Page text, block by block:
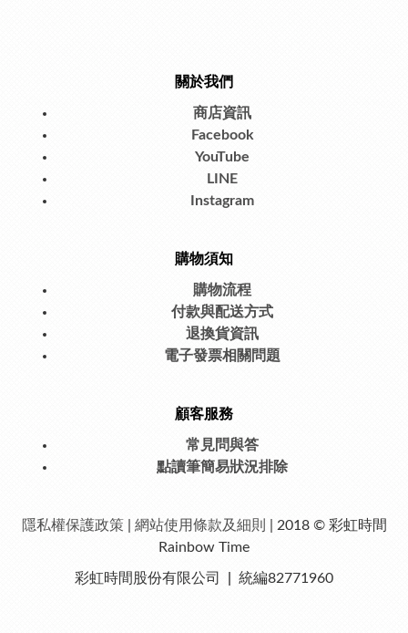
關於我們
商店資訊
Facebook
YouTube
LINE
Instagram
購物須知
購物流程
付款與配送方式
退換貨資訊
電子發票相關問題
顧客服務
常見問與答
點讀筆簡易狀況排除
隱私權保護政策 網站使用條款及細則
| 2018 © 彩虹時間
Rainbow Time
彩虹時間股份有限公司 統編82771960